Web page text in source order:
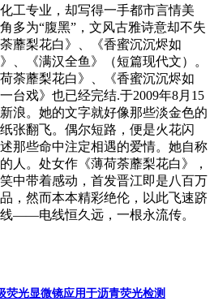
工专业，却写得一手都市言情美
多为“腹黑”，文风古雅诗意却不失
蘼梨花白》、《香蜜沉沉烬如
、《满汉全鱼》（短篇现代文）。
荼蘼梨花白》、《香蜜沉沉烬如
台戏》也已经完结.于2009年8月15
浪。她的文字就好像那些淡金色的
张翻飞。偶尔短路，便是火花闪
那些命中注定相遇的爱情。她自称
人。处女作《薄荷荼蘼梨花白》，
中带着感动，首发晋江即是八百万
，然而本本精彩绝伦，以此飞速跻
——电线恒久远，一根永流传。
荧光显微镜应用于沥青荧光检测